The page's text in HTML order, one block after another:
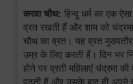
करवा चौथ: हिन्दू धर्म का एक
व्रत रखती हैं और शाम को
चौथ का व्रत। यह व्रत मुख्यतौर
उम्र के लिए करती हैं। दिन भर
होने पर व्रती महिलाएं चंद्रमा
पढ़ती हैं और उसके बाद ही अपने